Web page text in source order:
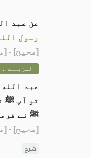
عن عبد
رسول
[صحيح] -
المزيــد ...
عبد
تو آپ ﷺ
ﷺ نے
[صحیح] -
شرح